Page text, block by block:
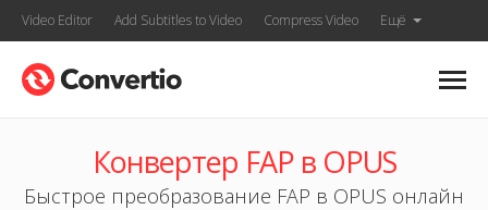
Video Editor Add Subtitles to Video Compress Video Ещё
Конвертер FAP в OPUS
Быстрое преобразование FAP в OPUS онлайн